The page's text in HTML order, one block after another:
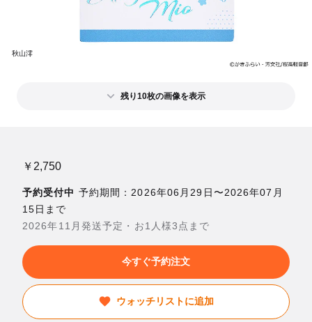
秋山澪
残り10枚の画像を表示
￥2,750
予約受付中 予約期間：2026年06月29日〜2026年07月
15日まで
2026年11月発送予定・お1人様3点まで
今すぐ予約注文
ウォッチリストに追加